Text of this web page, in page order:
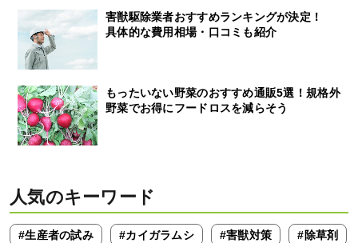
害獣駆除業者おすすめランキングが決定！
具体的な費用相場・口コミも紹介
もったいない野菜のおすすめ通販5選！規格外
野菜でお得にフードロスを減らそう
人気のキーワード
#生産者の試み #カイガラムシ #害獣対策 #除草剤